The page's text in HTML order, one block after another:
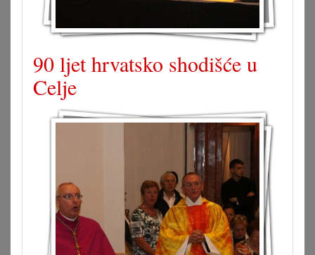
90 ljet hrvatsko shodišće u
Celje